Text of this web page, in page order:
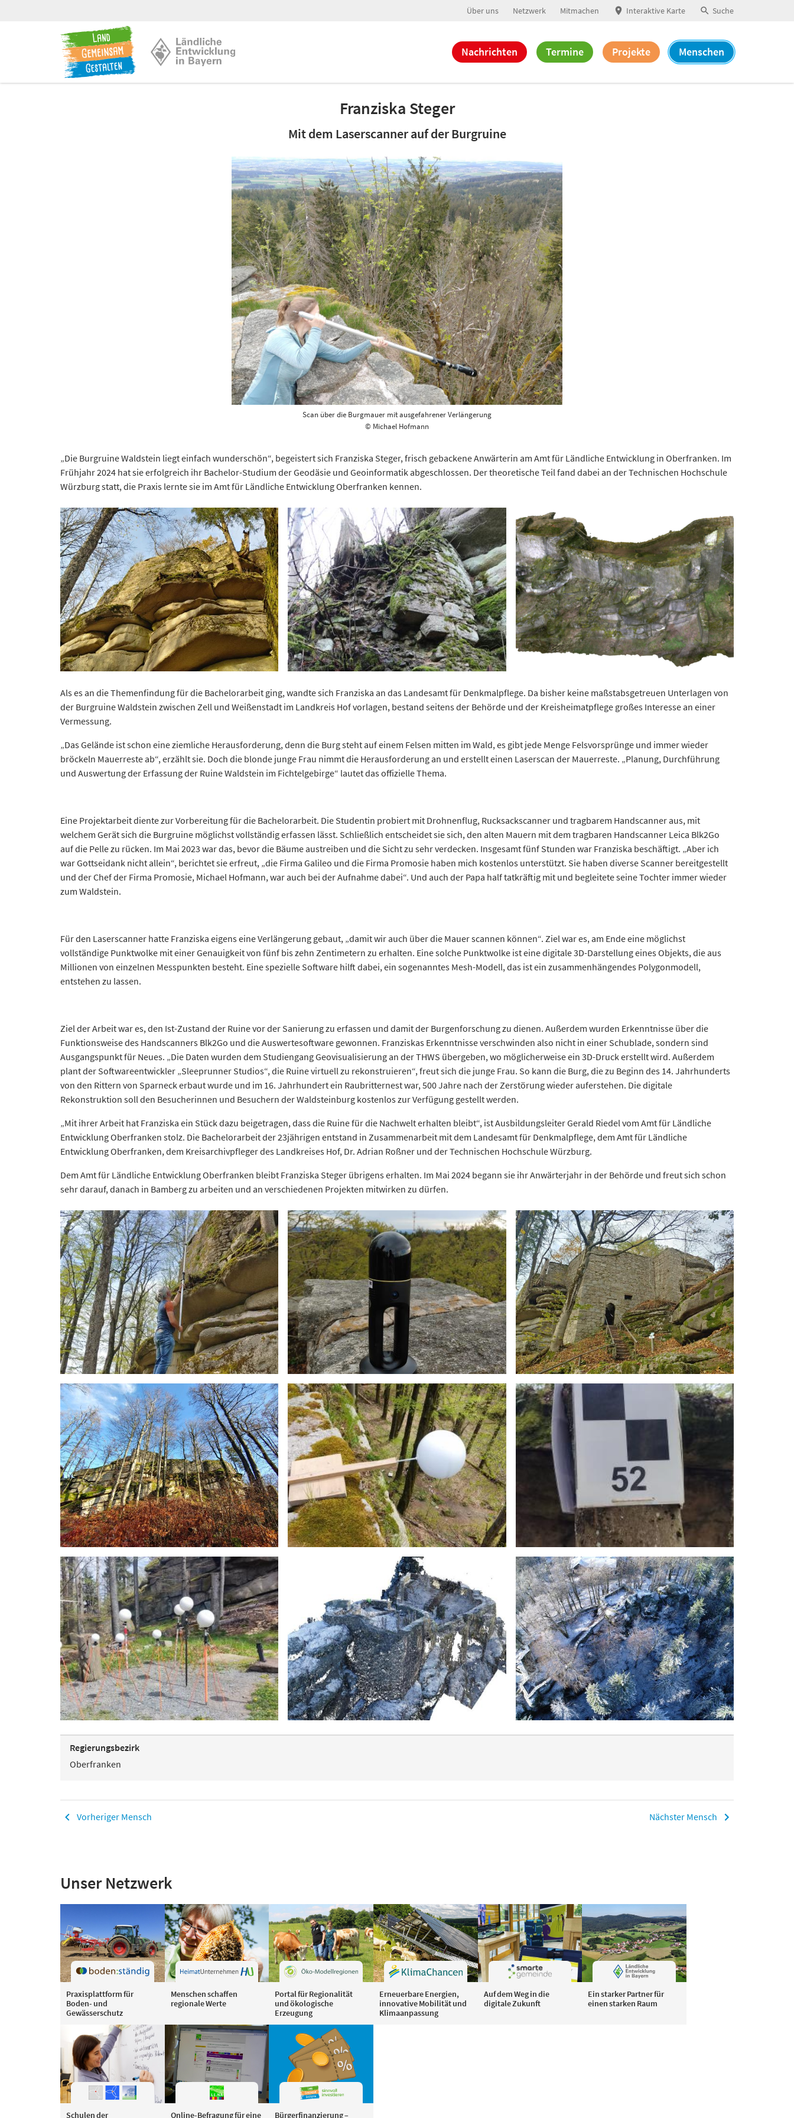
Über uns Netzwerk Mitmachen Interaktive Karte Suche
Nachrichten Termine Projekte Menschen
Franziska Steger
Mit dem Laserscanner auf der Burgruine
Scan über die Burgmauer mit ausgefahrener Verlängerung
© Michael Hofmann
„Die Burgruine Waldstein liegt einfach wunderschön“, begeistert sich Franziska Steger, frisch gebackene Anwärterin am Amt für Ländliche Entwicklung in Oberfranken. Im
Frühjahr 2024 hat sie erfolgreich ihr Bachelor-Studium der Geodäsie und Geoinformatik abgeschlossen. Der theoretische Teil fand dabei an der Technischen Hochschule
Würzburg statt, die Praxis lernte sie im Amt für Ländliche Entwicklung Oberfranken kennen.
Als es an die Themenfindung für die Bachelorarbeit ging, wandte sich Franziska an das Landesamt für Denkmalpflege. Da bisher keine maßstabsgetreuen Unterlagen von
der Burgruine Waldstein zwischen Zell und Weißenstadt im Landkreis Hof vorlagen, bestand seitens der Behörde und der Kreisheimatpflege großes Interesse an einer
Vermessung.
„Das Gelände ist schon eine ziemliche Herausforderung, denn die Burg steht auf einem Felsen mitten im Wald, es gibt jede Menge Felsvorsprünge und immer wieder
bröckeln Mauerreste ab“, erzählt sie. Doch die blonde junge Frau nimmt die Herausforderung an und erstellt einen Laserscan der Mauerreste. „Planung, Durchführung
und Auswertung der Erfassung der Ruine Waldstein im Fichtelgebirge“ lautet das offizielle Thema.
Eine Projektarbeit diente zur Vorbereitung für die Bachelorarbeit. Die Studentin probiert mit Drohnenflug, Rucksackscanner und tragbarem Handscanner aus, mit
welchem Gerät sich die Burgruine möglichst vollständig erfassen lässt. Schließlich entscheidet sie sich, den alten Mauern mit dem tragbaren Handscanner Leica Blk2Go
auf die Pelle zu rücken. Im Mai 2023 war das, bevor die Bäume austreiben und die Sicht zu sehr verdecken. Insgesamt fünf Stunden war Franziska beschäftigt. „Aber ich
war Gottseidank nicht allein“, berichtet sie erfreut, „die Firma Galileo und die Firma Promosie haben mich kostenlos unterstützt. Sie haben diverse Scanner bereitgestellt
und der Chef der Firma Promosie, Michael Hofmann, war auch bei der Aufnahme dabei“. Und auch der Papa half tatkräftig mit und begleitete seine Tochter immer wieder
zum Waldstein.
Für den Laserscanner hatte Franziska eigens eine Verlängerung gebaut, „damit wir auch über die Mauer scannen können“. Ziel war es, am Ende eine möglichst
vollständige Punktwolke mit einer Genauigkeit von fünf bis zehn Zentimetern zu erhalten. Eine solche Punktwolke ist eine digitale 3D-Darstellung eines Objekts, die aus
Millionen von einzelnen Messpunkten besteht. Eine spezielle Software hilft dabei, ein sogenanntes Mesh-Modell, das ist ein zusammenhängendes Polygonmodell,
entstehen zu lassen.
Ziel der Arbeit war es, den Ist-Zustand der Ruine vor der Sanierung zu erfassen und damit der Burgenforschung zu dienen. Außerdem wurden Erkenntnisse über die
Funktionsweise des Handscanners Blk2Go und die Auswertesoftware gewonnen. Franziskas Erkenntnisse verschwinden also nicht in einer Schublade, sondern sind
Ausgangspunkt für Neues. „Die Daten wurden dem Studiengang Geovisualisierung an der THWS übergeben, wo möglicherweise ein 3D-Druck erstellt wird. Außerdem
plant der Softwareentwickler „Sleeprunner Studios“, die Ruine virtuell zu rekonstruieren“, freut sich die junge Frau. So kann die Burg, die zu Beginn des 14. Jahrhunderts
von den Rittern von Sparneck erbaut wurde und im 16. Jahrhundert ein Raubritternest war, 500 Jahre nach der Zerstörung wieder auferstehen. Die digitale
Rekonstruktion soll den Besucherinnen und Besuchern der Waldsteinburg kostenlos zur Verfügung gestellt werden.
„Mit ihrer Arbeit hat Franziska ein Stück dazu beigetragen, dass die Ruine für die Nachwelt erhalten bleibt“, ist Ausbildungsleiter Gerald Riedel vom Amt für Ländliche
Entwicklung Oberfranken stolz. Die Bachelorarbeit der 23jährigen entstand in Zusammenarbeit mit dem Landesamt für Denkmalpflege, dem Amt für Ländliche
Entwicklung Oberfranken, dem Kreisarchivpfleger des Landkreises Hof, Dr. Adrian Roßner und der Technischen Hochschule Würzburg.
Dem Amt für Ländliche Entwicklung Oberfranken bleibt Franziska Steger übrigens erhalten. Im Mai 2024 begann sie ihr Anwärterjahr in der Behörde und freut sich schon
sehr darauf, danach in Bamberg zu arbeiten und an verschiedenen Projekten mitwirken zu dürfen.
Regierungsbezirk
Oberfranken
Vorheriger Mensch Nächster Mensch
Unser Netzwerk
Praxisplattform für
Boden- und
Gewässerschutz
Menschen schaffen
regionale Werte
Portal für Regionalität
und ökologische
Erzeugung
Erneuerbare Energien,
innovative Mobilität und
Klimaanpassung
Auf dem Weg in die
digitale Zukunft
Ein starker Partner für
einen starken Raum
Schulen der Online-Befragung für eine Bürgerfinanzierung –